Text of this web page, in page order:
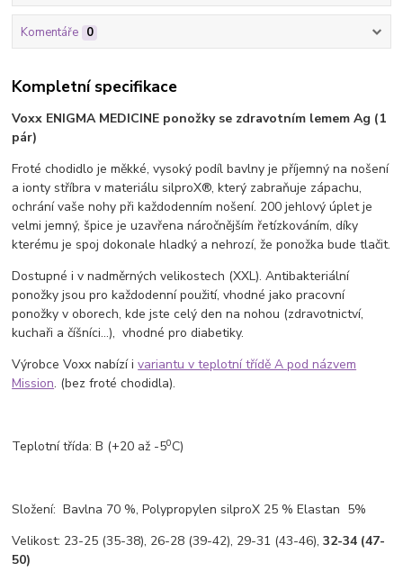
Komentáře 0
Kompletní specifikace
Voxx ENIGMA MEDICINE ponožky se zdravotním lemem Ag (1
pár)
Froté chodidlo je měkké, vysoký podíl bavlny je příjemný na nošení
a ionty stříbra v materiálu silproX®, který zabraňuje zápachu,
ochrání vaše nohy při každodenním nošení. 200 jehlový úplet je
velmi jemný, špice je uzavřena náročnějším řetízkováním, díky
kterému je spoj dokonale hladký a nehrozí, že ponožka bude tlačit.
Dostupné i v nadměrných velikostech (XXL). Antibakteriální
ponožky jsou pro každodenní použití, vhodné jako pracovní
ponožky v oborech, kde jste celý den na nohou (zdravotnictví,
kuchaři a číšníci…), vhodné pro diabetiky.
Výrobce Voxx nabízí ivariantu v teplotní třídě A pod názvem
Mission. (bez froté chodidla).
Teplotní třída:B (+20 až -50C)
Složení: Bavlna 70 %, Polypropylen silproX 25 % Elastan 5%
Velikost: 23-25 (35-38), 26-28 (39-42), 29-31 (43-46),32-34 (47-
50)